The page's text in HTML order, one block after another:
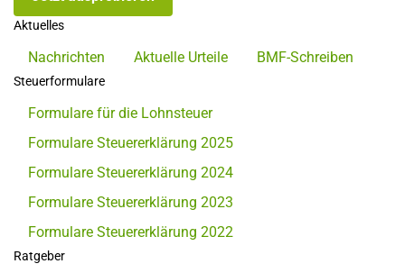
Aktuelles
Nachrichten Aktuelle Urteile BMF-Schreiben
Steuerformulare
Formulare für die Lohnsteuer
Formulare Steuererklärung 2025
Formulare Steuererklärung 2024
Formulare Steuererklärung 2023
Formulare Steuererklärung 2022
Ratgeber